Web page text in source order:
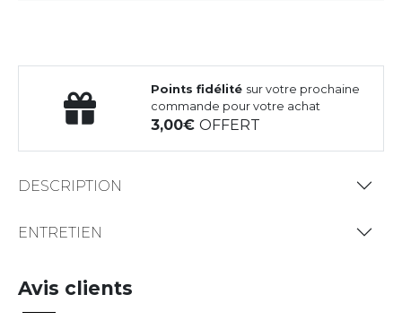
Points fidélité sur votre prochaine
commande pour votre achat
3,00OFFERT
DESCRIPTION
ENTRETIEN
Avis clients